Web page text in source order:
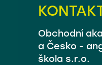
+420 731 116
KONTAKT
Obchodní
a Česko -
škola s.r.o.